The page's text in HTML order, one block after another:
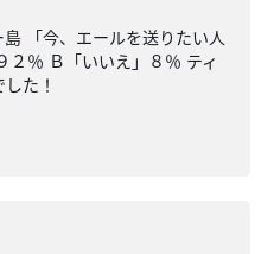
「今、エールを送りたい人
２％ Ｂ「いいえ」８％ ティ
た！